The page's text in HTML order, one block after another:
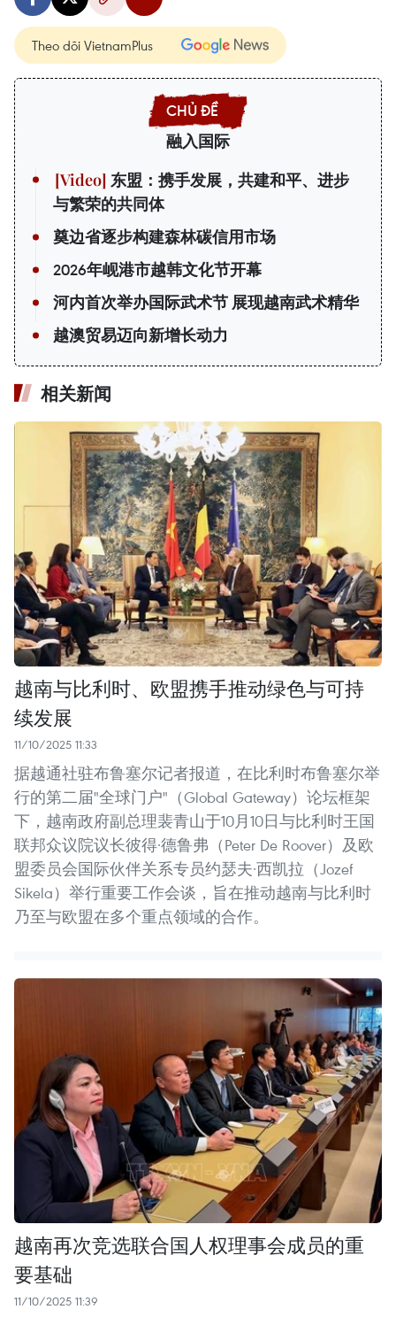
Theo dõi VietnamPlus
融入国际
东盟：携手发展，共建和平、进步
与繁荣的共同体
奠边省逐步构建森林碳信用市场
2026年岘港市越韩文化节开幕
河内首次举办国际武术节 展现越南武术精华
越澳贸易迈向新增长动力
相关新闻
越南与比利时、欧盟携手推动绿色与可持
续发展
11/10/2025 11:33
据越通社驻布鲁塞尔记者报道，在比利时布鲁塞尔举
行的第二届"全球门户"（Global Gateway）论坛框架
下，越南政府副总理裴青山于10月10日与比利时王国
联邦众议院议长彼得·德鲁弗（Peter De Roover）及欧
盟委员会国际伙伴关系专员约瑟夫·西凯拉（Jozef
Sikela）举行重要工作会谈，旨在推动越南与比利时
乃至与欧盟在多个重点领域的合作。
越南再次竞选联合国人权理事会成员的重
要基础
11/10/2025 11:39